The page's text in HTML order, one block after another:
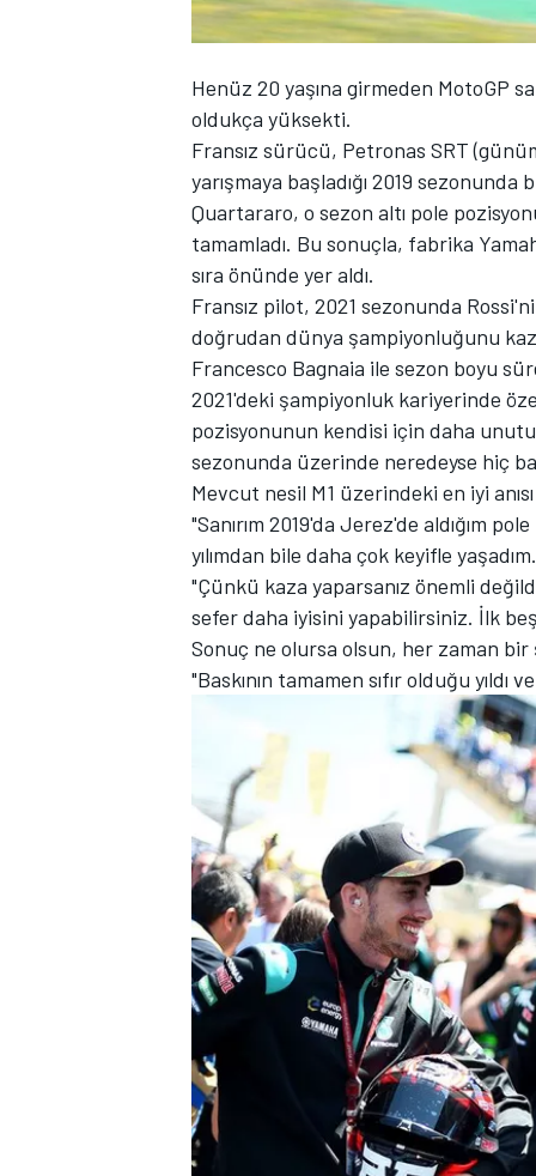
TÜRK SPORCULAR
Henüz 20 yaşına girmeden MotoGP
oldukça yüksekti.
Fransız sürücü, Petronas SRT
yarışmaya başladığı 2019
Quartararo, o sezon altı pole
tamamladı. Bu sonuçla, fabrika
sıra önünde yer aldı.
Fransız pilot, 2021 sezonunda
doğrudan dünya şampiyonluğunu
Francesco Bagnaia ile sezon boyu
2021'deki şampiyonluk kariyerinde
pozisyonunun kendisi için daha
sezonunda üzerinde neredeyse hiç
Mevcut nesil M1 üzerindeki en iyi
"Sanırım 2019'da Jerez'de aldığım
yılımdan bile daha çok keyifle
"Çünkü kaza yaparsanız önemli
sefer daha iyisini yapabilirsiniz. İlk
Sonuç ne olursa olsun, her zaman
"Baskının tamamen sıfır olduğu yıldı